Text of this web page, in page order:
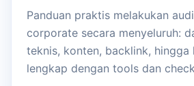
Panduan praktis melakukan
corporate secara menyeluruh:
teknis, konten, backlink,
lengkap dengan tools dan